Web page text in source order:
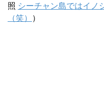
照 シーチャン島ではイノ
（笑）
）